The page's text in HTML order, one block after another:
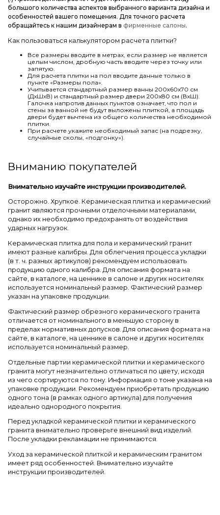
большого количества аспектов выбранного варианта дизайна и
особенностей вашего помещения. Для точного расчета
обращайтесь к нашим дизайнерам в фирменные салоны.
Как пользоваться калькулятором расчета плитки?
Все размеры вводите в метрах, если размер не является
целым числом, дробную часть вводите через точку или
запятую.
Для расчета плитки на пол вводите данные только в
пункте «Размеры пола».
Учитывается стандартный размер ванны 200х60х70 см
(ДхШхВ) и стандартный размер двери 200х80 см (ВхШ).
Галочка напротив данных пунктов означает, что пол и
стены за ванной не будут выложены плиткой, а площадь
двери будет вычтена из общего количества необходимой
плитки.
При расчете укажите необходимый запас (на подрезку,
случайные сколы, «подгонку»).
Вниманию покупателей
Внимательно изучайте инструкции производителей.
Осторожно. Хрупкое. Керамическая плитка и керамический
гранит являются прочными отделочными материалами,
однако их необходимо предохранять от воздействия
ударных нагрузок.
Керамическая плитка для пола и керамический гранит
имеют разные калибры. Для облегчения процесса укладки
(в т. ч. разных артикулов) рекомендуем использовать
продукцию одного калибра. Для описания формата на
сайте, в каталоге, на ценнике в салоне и других носителях
используется номинальный размер. Фактический размер
указан на упаковке продукции.
Фактический размер обрезного керамического гранита
отличается от номинального в меньшую сторону в
пределах нормативных допусков. Для описания формата на
сайте, в каталоге, на ценнике в салоне и других носителях
используется номинальный размер.
Отдельные партии керамической плитки и керамического
гранита могут незначительно отличаться по цвету, исходя
из чего сортируются по тону. Информация о тоне указана на
упаковке продукции. Рекомендуем приобретать продукцию
одного тона (в рамках одного артикула) для получения
идеально однородного покрытия.
Перед укладкой керамической плитки и керамического
гранита внимательно проверьте внешний вид изделий.
После укладки рекламации не принимаются.
Уход за керамической плиткой и керамическим гранитом
имеет ряд особенностей. Внимательно изучайте
инструкции производителей.